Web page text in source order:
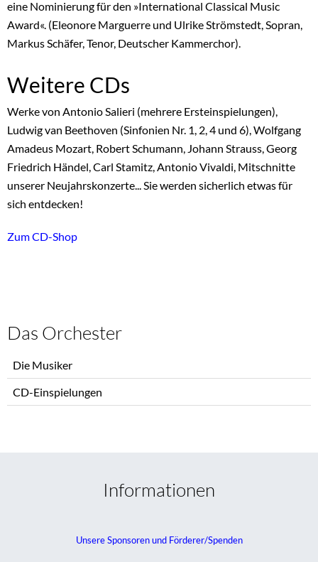
eine Nominierung für den »International Classical Music
Award«. (Eleonore Marguerre und Ulrike Strömstedt, Sopran,
Markus Schäfer, Tenor, Deutscher Kammerchor).
Weitere CDs
Werke von Antonio Salieri (mehrere Ersteinspielungen),
Ludwig van Beethoven (Sinfonien Nr. 1, 2, 4 und 6), Wolfgang
Amadeus Mozart, Robert Schumann, Johann Strauss, Georg
Friedrich Händel, Carl Stamitz, Antonio Vivaldi, Mitschnitte
unserer Neujahrskonzerte... Sie werden sicherlich etwas für
sich entdecken!
Zum CD-Shop
Das Orchester
überspringen
Die Musiker
CD-Einspielungen
Informationen
Unsere Sponsoren und Förderer/Spenden